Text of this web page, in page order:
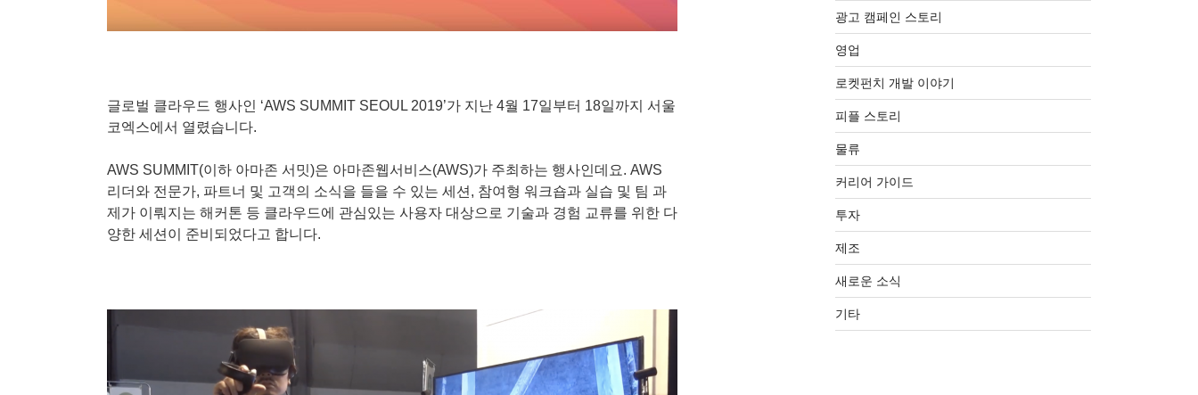
글로벌 클라우드 행사인 ‘AWS SUMMIT SEOUL 2019’가 지난 4월 17일부터 18일까지 서울
코엑스에서 열렸습니다.
AWS SUMMIT(이하 아마존 서밋)은 아마존웹서비스(AWS)가 주최하는 행사인데요. AWS
리더와 전문가, 파트너 및 고객의 소식을 들을 수 있는 세션, 참여형 워크숍과 실습 및 팀 과
제가 이뤄지는 해커톤 등 클라우드에 관심있는 사용자 대상으로 기술과 경험 교류를 위한 다
양한 세션이 준비되었다고 합니다.
광고 캠페인 스토리
영업
로켓펀치 개발 이야기
피플 스토리
물류
커리어 가이드
투자
제조
새로운 소식
기타